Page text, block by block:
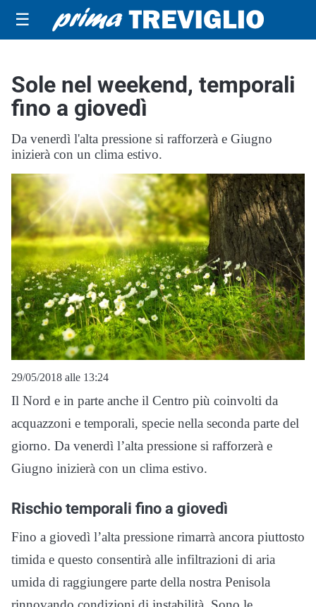
☰
Sole nel weekend, temporali
fino a giovedì
Da venerdì l'alta pressione si rafforzerà e Giugno
inizierà con un clima estivo.
29/05/2018 alle 13:24
Il Nord e in parte anche il Centro più coinvolti da
acquazzoni e temporali, specie nella seconda parte del
giorno. Da venerdì l’alta pressione si rafforzerà e
Giugno inizierà con un clima estivo.
Rischio temporali fino a giovedì
Fino a giovedì l’alta pressione rimarrà ancora piuttosto
timida e questo consentirà alle infiltrazioni di aria
umida di raggiungere parte della nostra Penisola